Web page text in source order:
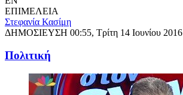
ΕΠΙΜΕΛΕΙΑ
Στεφανία Κασίμη
ΔΗΜΟΣΙΕΥΣΗ 00:55, Τρίτη 14 Ιουνίου 2016
Πολιτική